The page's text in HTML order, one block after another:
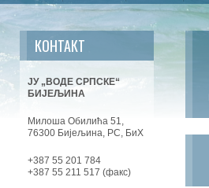
КОНТАКТ
ЈУ „ВОДЕ СРПСКЕ“
БИЈЕЉИНА
Милоша Обилића 51,
76300 Бијељина, РС, БиХ
+387 55 201 784
+387 55 211 517 (факс)